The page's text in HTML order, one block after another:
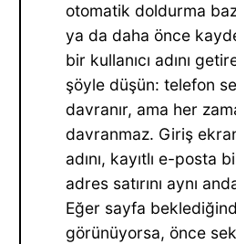
otomatik doldurma
ya da daha önce
bir kullanıcı adını
şöyle düşün: telefon
davranır, ama her
davranmaz. Giriş
adını, kayıtlı e-posta
adres satırını aynı
Eğer sayfa
görünüyorsa, önce